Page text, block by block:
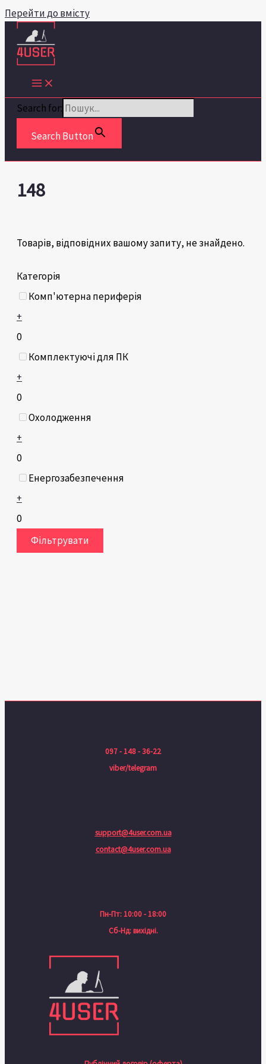
Перейти до вмісту
Search for:
Search Button
Категорія
Комп'ютерна периферія
+
0
Комплектуючі для ПК
+
0
Охолодження
+
0
Енергозабезпечення
+
0
Фільтрувати
148
Товарів, відповідних вашому запиту, не знайдено.
097 - 148 - 36-22
viber/telegram
support@4user.com.ua
contact@4user.com.ua
Пн-Пт: 10:00 - 18:00
Сб-Нд: вихідні.